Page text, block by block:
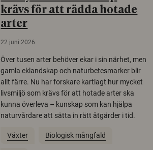
krävs för att rädda hotade
arter
22 juni 2026
Över tusen arter behöver ekar i sin närhet, men
gamla eklandskap och naturbetesmarker blir
allt färre. Nu har forskare kartlagt hur mycket
livsmiljö som krävs för att hotade arter ska
kunna överleva – kunskap som kan hjälpa
naturvårdare att sätta in rätt åtgärder i tid.
Växter Biologisk mångfald